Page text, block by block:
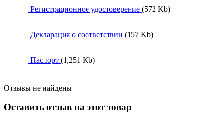
Регистрационное удостоверение (572 Kb)
Декларация о соответствии (157 Kb)
Паспорт (1,251 Kb)
Отзывы не найдены
Оставить отзыв на этот товар